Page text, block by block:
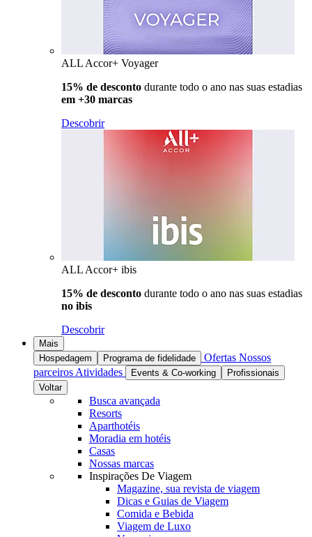
ALL Accor+ Voyager
15% de desconto durante todo o ano nas suas estadias
em +30 marcas
Descobrir
ALL Accor+ ibis
15% de desconto durante todo o ano nas suas estadias
no ibis
Descobrir
Mais
Hospedagem
Programa de fidelidade Ofertas Nossos
parceiros Atividades Events & Co-working
Profissionais
Voltar
Busca avançada
Resorts
Aparthotéis
Moradia em hotéis
Casas
Nossas marcas
Inspirações De Viagem
Magazine, sua revista de viagem
Dicas e Guias de Viagem
Comida e Bebida
Viagem de Luxo